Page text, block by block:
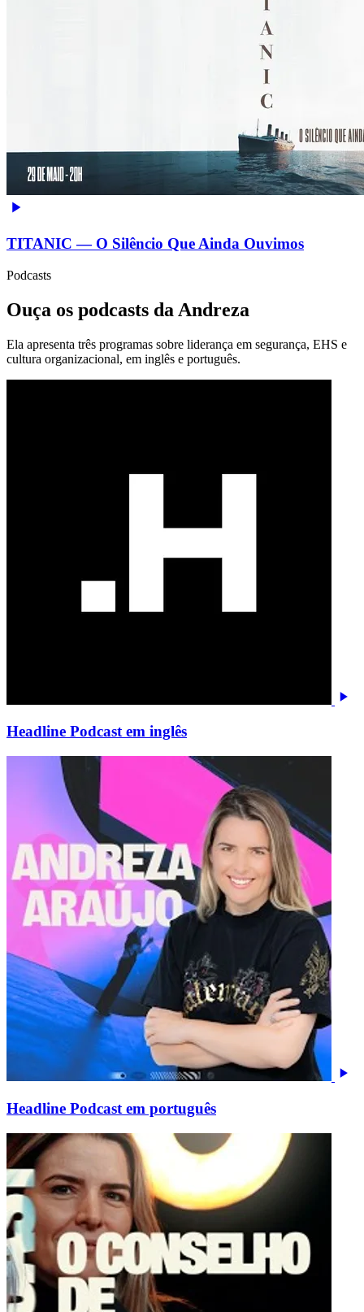
TITANIC — O Silêncio Que Ainda Ouvimos
Podcasts
Ouça os podcasts da Andreza
Ela apresenta três programas sobre liderança em segurança, EHS e
cultura organizacional, em inglês e português.
Headline Podcast em inglês
Headline Podcast em português